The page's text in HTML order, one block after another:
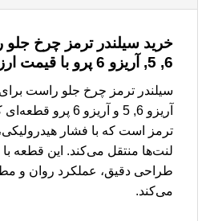
خرید سیلندر ترمز چرخ
6, 5, آریزو 6 پرو با قیمت ارزان و کیفیت عالی
سیلندر ترمز چرخ جلو راست
آریزو 6, 5 و آریزو 6
ترمز است که با فشار
لنت‌ها منتقل می‌کند. این قطعه
طراحی دقیق، عملکرد روان و
می‌کند.